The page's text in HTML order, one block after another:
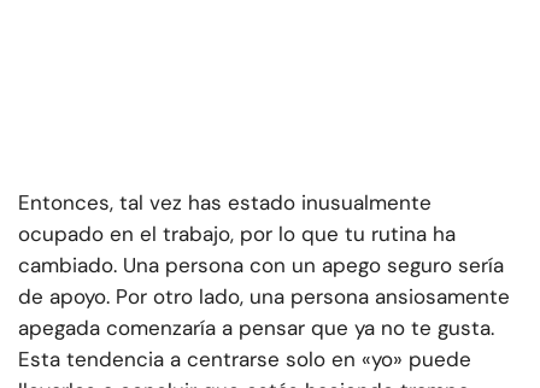
Entonces, tal vez has estado inusualmente
ocupado en el trabajo, por lo que tu rutina ha
cambiado. Una persona con un apego seguro sería
de apoyo. Por otro lado, una persona ansiosamente
apegada comenzaría a pensar que ya no te gusta.
Esta tendencia a centrarse solo en «yo» puede